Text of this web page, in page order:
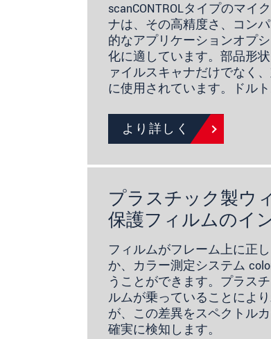
scanCONTROLタイプのマイ
ナは、その高精度さ、コン
的なアプリケーションオプ
化に適しています。部品形
ァイルスキャナだけでなく
に使用されています。ドル
より詳しく
プラスチック製ウ
保護フィルムのイ
フィルムがフレーム上に正
か、カラー測定システム
うことができます。プラス
ルムが乗っていることによ
が、この差異をスペクトル
確実に検知します。